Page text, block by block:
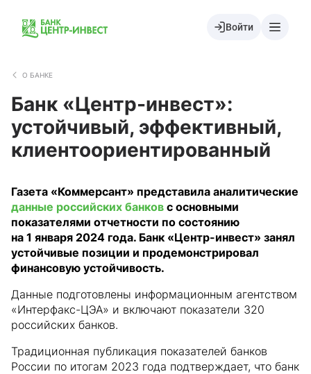
Войти
О БАНКЕ
Банк «Центр-инвест»:
устойчивый, эффективный,
клиентоориентированный
Газета «Коммерсант» представила аналитические
данные российских банков с основными
показателями отчетности по состоянию
на 1 января 2024 года. Банк «Центр-инвест» занял
устойчивые позиции и продемонстрировал
финансовую устойчивость.
Данные подготовлены информационным агентством
«Интерфакс-ЦЭА» и включают показатели 320
российских банков.
Традиционная публикация показателей банков
России по итогам 2023 года подтверждает, что банк